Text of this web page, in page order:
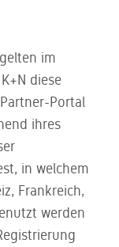
im
diese
Portal
ihres
in welchem
Frankreich,
werden